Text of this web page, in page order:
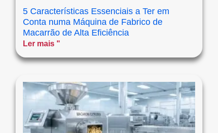
5 Características Essenciais a Ter em
Conta numa Máquina de Fabrico de
Macarrão de Alta Eficiência
Ler mais "